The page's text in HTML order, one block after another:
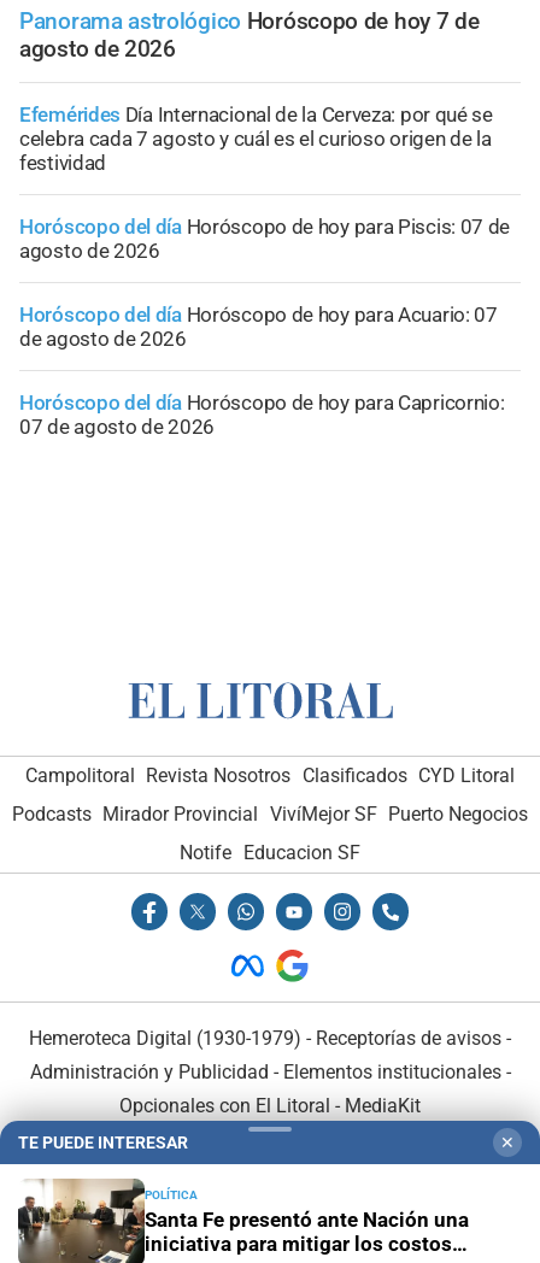
Panorama astrológico Horóscopo de hoy 7 de
agosto de 2026
Efemérides Día Internacional de la Cerveza: por qué se
celebra cada 7 agosto y cuál es el curioso origen de la
festividad
Horóscopo del día Horóscopo de hoy para Piscis: 07 de
agosto de 2026
Horóscopo del día Horóscopo de hoy para Acuario: 07
de agosto de 2026
Horóscopo del día Horóscopo de hoy para Capricornio:
07 de agosto de 2026
Campolitoral Revista Nosotros Clasificados CYD Litoral
Podcasts Mirador Provincial VivíMejor SF Puerto Negocios
Notife
Educacion SF
Hemeroteca Digital (1930-1979) - Receptorías de avisos -
Administración y Publicidad - Elementos institucionales-
Opcionales con El Litoral - MediaKit
TE PUEDE INTERESAR ✕
POLÍTICA
Santa Fe presentó ante Nación una
iniciativa para mitigar los costos